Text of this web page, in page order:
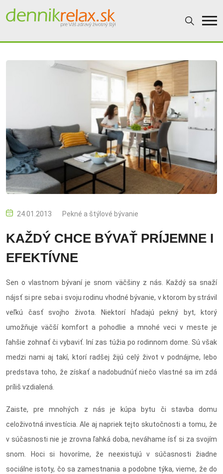
24.01.2013 Pekné a štýlové bývanie
KAŽDÝ CHCE BÝVAŤ PRÍJEMNE I
EFEKTÍVNE
Sen o vlastnom bývaní je snom väčšiny z nás. Každý sa snaží
nájsť si pre seba i svoju rodinu vhodné bývanie, v ktorom by strávil
veľkú časť svojho života. Niektorí hľadajú pekný byt, ktorý
umožňuje väčší komfort a pohodlie a mnohé veci v meste je
ľahšie zohnať či vybaviť. Iní zas túžia po rodinnom dome. Sú však
medzi nami aj takí, ktorí radšej žijú celý život v podnájme, lebo
predstava toho, že získať a nadobudnúť niečo vlastné sa im zdá
príliš vzdialená.
Zaiste, pre mnohých z nás je kúpa bytu či stavba domu
celoživotná investícia. Ale aj napriek tejto skutočnosti a tomu, že
v súčasnosti nie je zrovna ľahká doba, neváhame ísť si za svojím
snom. Hoci si hovoríme, že neexistujú v súčasnosti žiadne
sociálne istoty, čo sa zamestnania a podobne týka, vieme, že do